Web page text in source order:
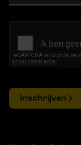
Inschrijven